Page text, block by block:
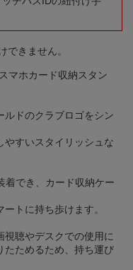
きません。
マホカード収納スタン
ルドのクラブロゴをシン
やすいスタイリッシュな
着でき、カード収納ケー
トに持ち歩けます。
視聴やデスクでの使用に
たためるため、持ち運び